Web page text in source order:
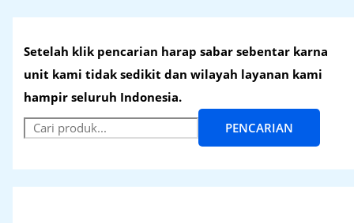
Setelah klik pencarian harap sabar sebentar karna
unit kami tidak sedikit dan wilayah layanan kami
hampir seluruh Indonesia.
PENCARIAN